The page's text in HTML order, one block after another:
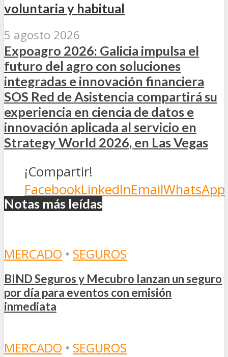
voluntaria y habitual
5 agosto 2026
Expoagro 2026: Galicia impulsa el
futuro del agro con soluciones
integradas e innovación financiera
SOS Red de Asistencia compartirá su
experiencia en ciencia de datos e
innovación aplicada al servicio en
Strategy World 2026, en Las Vegas
¡Compartir!
FacebookLinkedInEmailWhatsApp
Notas más leídas
MERCADO • SEGUROS
BIND Seguros y Mecubro lanzan un seguro
por día para eventos con emisión
inmediata
MERCADO • SEGUROS